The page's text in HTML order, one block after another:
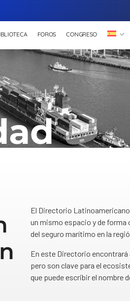
FOROS CONGRESO
El Directorio
un mismo espacio y de forma
del seguro marítimo en la
En este Directorio encontrará
pero son clave para el
que puede escribir el nombre